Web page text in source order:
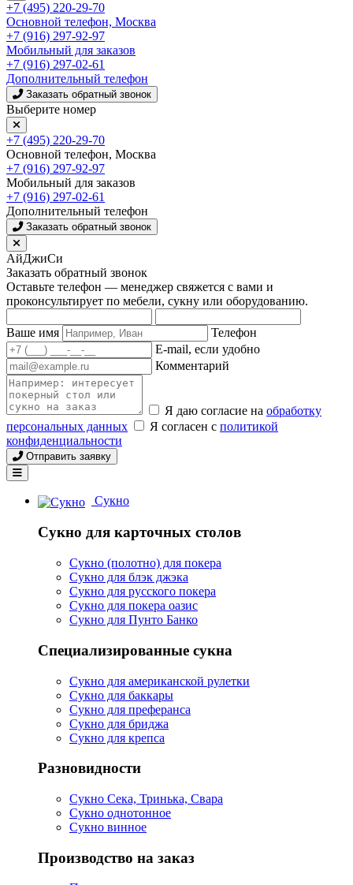
+7 (495) 220-29-70
Основной телефон, Москва
+7 (916) 297-92-97
Мобильный для заказов
+7 (916) 297-02-61
Дополнительный телефон
Заказать обратный звонок
Выберите номер
+7 (495) 220-29-70
Основной телефон, Москва
+7 (916) 297-92-97
Мобильный для заказов
+7 (916) 297-02-61
Дополнительный телефон
Заказать обратный звонок
АйДжиСи
Заказать обратный звонок
Оставьте телефон — менеджер свяжется с вами и
проконсультирует по мебели, сукну или оборудованию.
Ваше имя
Телефон
E-mail, если удобно
Комментарий
Я даю согласие на обработку
персональных данных
Я согласен с политикой
конфиденциальности
Отправить заявку
Сукно
Сукно для карточных столов
Сукно (полотно) для покера
Сукно для блэк джэка
Сукно для русского покера
Сукно для покера оазис
Сукно для Пунто Банко
Специализированные сукна
Сукно для американской рулетки
Сукно для баккары
Сукно для преферанса
Сукно для бриджа
Сукно для крепса
Разновидности
Сукно Сека, Тринька, Свара
Сукно однотонное
Сукно винное
Производство на заказ